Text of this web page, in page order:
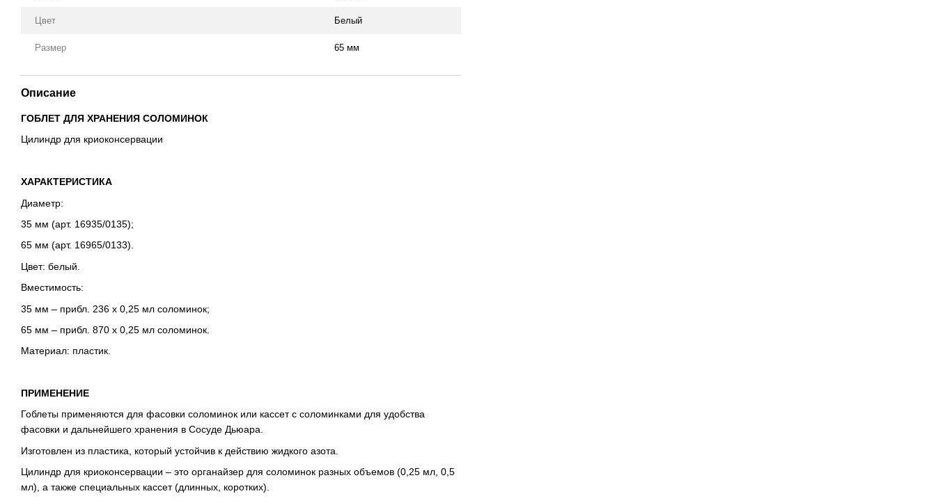
Цвет Белый
Размер 65 мм
Описание
ГОБЛЕТ ДЛЯ ХРАНЕНИЯ СОЛОМИНОК
Цилиндр для криоконсервации
ХАРАКТЕРИСТИКА
Диаметр:
35 мм (арт. 16935/0135);
65 мм (арт. 16965/0133).
Цвет: белый.
Вместимость:
35 мм – прибл. 236 x 0,25 мл соломинок;
65 мм – прибл. 870 х 0,25 мл соломинок.
Материал: пластик.
ПРИМЕНЕНИЕ
Гоблеты применяются для фасовки соломинок или кассет с соломинками для удобства
фасовки и дальнейшего хранения в Сосуде Дьюара.
Изготовлен из пластика, который устойчив к действию жидкого азота.
Цилиндр для криоконсервации – это органайзер для соломинок разных объемов (0,25 мл, 0,5
мл), а также специальных кассет (длинных, коротких).